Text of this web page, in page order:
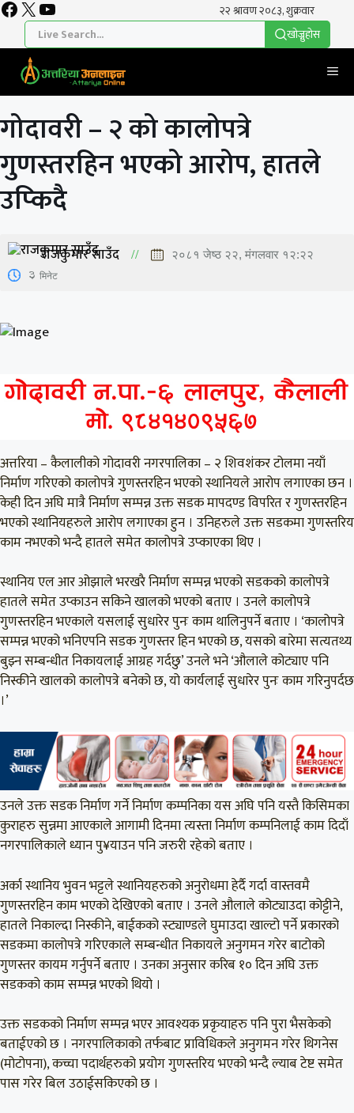
Skip
content
Facebook
X YouTube
खाेज्नुहाेस
गोदावरी – २ को कालोपत्रे
गुणस्तरहिन भएको आरोप, हातले
उप्किदै
राजकुमार साउँद २०८१ जेष्ठ २२, मंगलवार १२:२२
3 मिनेट
अत्तरिया – कैलालीको गोदावरी नगरपालिका – २ शिवशंकर टोलमा नयाँ
निर्माण गरिएको कालोपत्रे गुणस्तरहिन भएको स्थानियले आरोप लगाएका छन ।
केही दिन अघि मात्रै निर्माण सम्पन्न उक्त सडक मापदण्ड विपरित र गुणस्तरहिन
भएको स्थानियहरुले आरोप लगाएका हुन । उनिहरुले उक्त सडकमा गुणस्तरिय
काम नभएको भन्दै हातले समेत कालोपत्रे उप्काएका थिए ।
स्थानिय एल आर ओझाले भरखरै निर्माण सम्पन्न भएको सडकको कालोपत्रे
हातले समेत उप्काउन सकिने खालको भएको बताए । उनले कालोपत्रे
गुणस्तरहिन भएकाले यसलाई सुधारेर पुनः काम थालिनुपर्ने बताए । ‘कालोपत्रे
सम्पन्न भएको भनिएपनि सडक गुणस्तर हिन भएको छ, यसको बारेमा सत्यतथ्य
बुझ्न सम्बन्धीत निकायलाई आग्रह गर्दछु’ उनले भने ‘औलाले कोट्याए पनि
निस्कीने खालको कालोपत्रे बनेको छ, यो कार्यलाई सुधारेर पुनः काम गरिनुपर्दछ
।’
उनले उक्त सडक निर्माण गर्ने निर्माण कम्पनिका यस अघि पनि यस्तै किसिमका
कुराहरु सुन्नमा आएकाले आगामी दिनमा त्यस्ता निर्माण कम्पनिलाई काम दिदाँ
नगरपालिकाले ध्यान पु¥याउन पनि जरुरी रहेको बताए ।
अर्का स्थानिय भुवन भट्टले स्थानियहरुको अनुरोधमा हेर्दै गर्दा वास्तवमै
गुणस्तरहिन काम भएको देखिएको बताए । उनले औलाले कोट्याउदा कोट्टीने,
हातले निकाल्दा निस्कीने, बाईकको स्ट्याण्डले घुमाउदा खाल्टो पर्ने प्रकारको
सडकमा कालोपत्रे गरिएकाले सम्बन्धीत निकायले अनुगमन गरेर बाटोको
गुणस्तर कायम गर्नुपर्ने बताए । उनका अनुसार करिब १० दिन अघि उक्त
सडकको काम सम्पन्न भएको थियो ।
उक्त सडकको निर्माण सम्पन्न भएर आवश्यक प्रकृयाहरु पनि पुरा भैसकेको
बताईएको छ । नगरपालिकाको तर्फबाट प्राविधिकले अनुगमन गरेर थिगनेस
(मोटोपना), कच्चा पदार्थहरुको प्रयोग गुणस्तरिय भएको भन्दै ल्याब टेष्ट समेत
पास गरेर बिल उठाईसकिएको छ ।